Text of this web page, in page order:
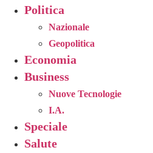
Politica
Nazionale
Geopolitica
Economia
Business
Nuove Tecnologie
I.A.
Speciale
Salute